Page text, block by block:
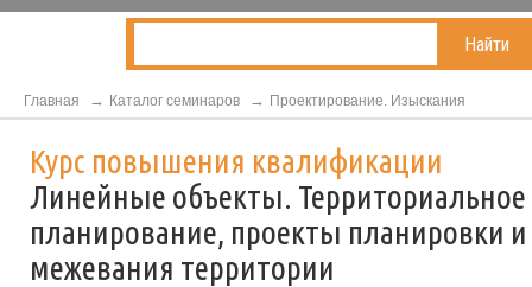
Найти
Главная Каталог семинаров Проектирование. Изыскания
Курс повышения квалификации
Линейные объекты. Территориальное
планирование, проекты планировки и
межевания территории